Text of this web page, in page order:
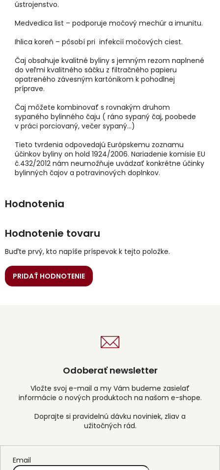
ústrojenstvo.
Medvedica list – podporuje močový mechúr a imunitu.
Ihlica koreň – pôsobí pri infekcií močových ciest.
Čaj obsahuje kvalitné byliny s jemným rezom naplnené
do veľmi kvalitného sáčku z filtračného papieru
opatreného závesným kartónikom k pohodlnej
príprave.
Čaj môžete kombinovať s rovnakým druhom
sypaného bylinného čaju ( ráno sypaný čaj, poobede
v práci porciovaný, večer sypaný...)
Tieto tvrdenia odpovedajú Európskemu zoznamu
účinkov byliny on hold 1924/2006. Nariadenie komisie EU
č.432/2012 nám neumožňuje uvádzať konkrétne účinky
bylinných čajov a potravinových doplnkov.
Hodnotenie tovaru
Buďte prvý, kto napíše príspevok k tejto položke.
PRIDAŤ HODNOTENIE
Odoberať newsletter
Vložte svoj e-mail a my Vám budeme zasielať
informácie o nových produktoch na našom e-shope.
Email